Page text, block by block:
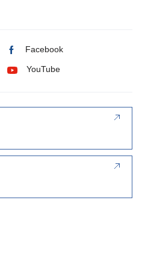
Facebook
YouTube